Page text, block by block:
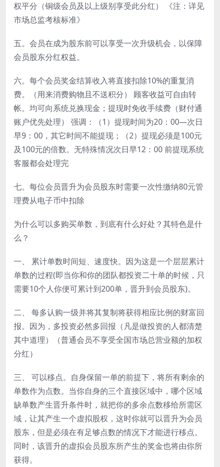
权平分（铜级会员及以上级别享受此分红） 《注：详见
市场总监考核标准》
五。会员在成为股东前可以享受一次升级机会，以保障
会员股东分红权益。
六。每个会员奖金结算收入将直接扣除10%的重复消
费。（用来消费购物且不送积分） 顾客收益可自由转
帐。均可向系统兑换现金；提现时免收手续费（财付通
账户优先处理） 强调：（1）提现时间为20：00—次日
早9：00，其它时间不能提现；（2）提现必须是100元
及100元的倍数。无特殊情况次日早12：00 前提现系统
客服都会处理完
七。每位会员晋升为会员股东时需要一次性缴纳80元管
理费从电子币中扣除
为什么可以多购买单数，到底有什么好处？其特色是什
么？
一、 累计单数时间短、速度快。因为这是一个层层累计
单数的过程(即当你和你的团队都投资二十单的时候，只
需要10个人你便可累计到200单，晋升到会员股东)。
二、 每多认购一级并将其复制将获得相应比例的财富回
报。因为，多投资必然多回报（凡是做投资的人都清楚
其中道理）（普通会员不享受全国市场总营业额的加权
分红）
三、 可以移点。自身保留一单的前提下，将所有剩余的
单数作为点数。当你自身的三个直接区域中，哪个区域
缺单数产生晋升条件时，就把你的多余点数移给所需区
域，让其产生一个虚拟股权，这时你就可以晋升为会员
股东，但是必须在有足够点数的情况下才能进行移点。
同时，该晋升的虚拟会员股东所产生的奖金也将由你所
获得。